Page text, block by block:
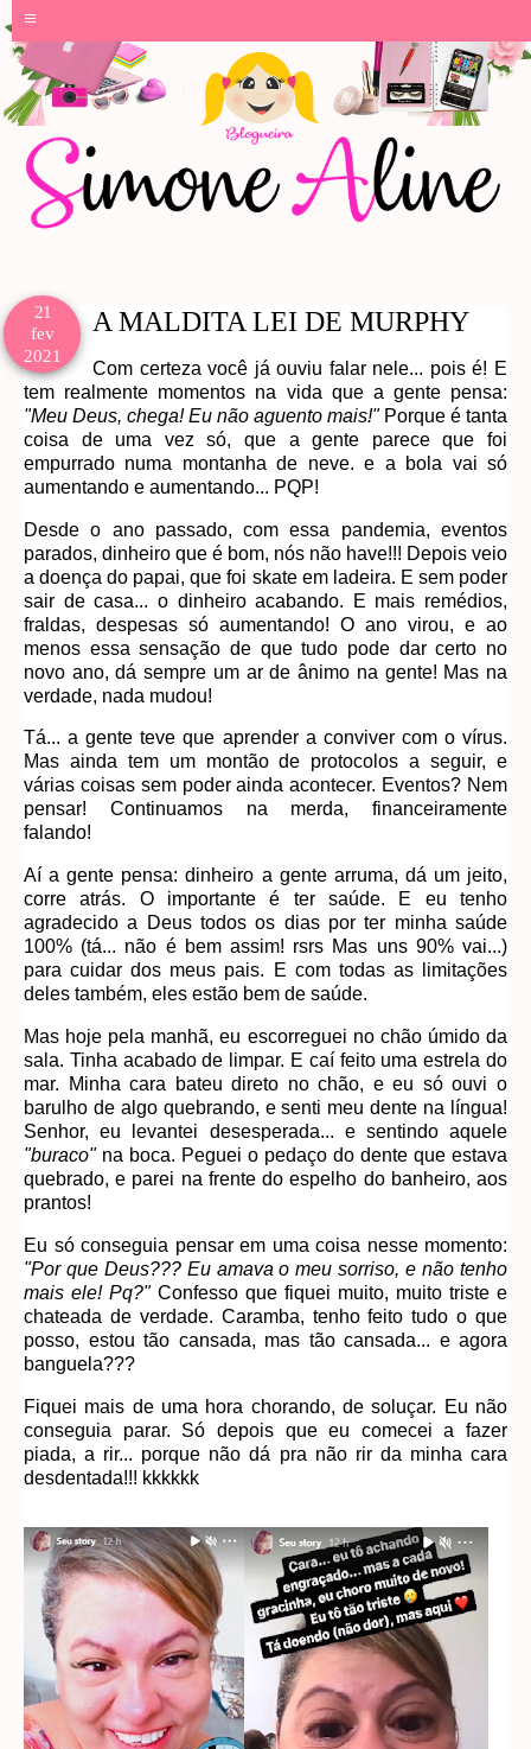
≡
21
fev
2021
A MALDITA LEI DE MURPHY
Com certeza você já ouviu falar nele... pois é! E
tem realmente momentos na vida que a gente pensa:
"Meu Deus, chega! Eu não aguento mais!" Porque é tanta
coisa de uma vez só, que a gente parece que foi
empurrado numa montanha de neve. e a bola vai só
aumentando e aumentando... PQP!
Desde o ano passado, com essa pandemia, eventos
parados, dinheiro que é bom, nós não have!!! Depois veio
a doença do papai, que foi skate em ladeira. E sem poder
sair de casa... o dinheiro acabando. E mais remédios,
fraldas, despesas só aumentando! O ano virou, e ao
menos essa sensação de que tudo pode dar certo no
novo ano, dá sempre um ar de ânimo na gente! Mas na
verdade, nada mudou!
Tá... a gente teve que aprender a conviver com o vírus.
Mas ainda tem um montão de protocolos a seguir, e
várias coisas sem poder ainda acontecer. Eventos? Nem
pensar! Continuamos na merda, financeiramente
falando!
Aí a gente pensa: dinheiro a gente arruma, dá um jeito,
corre atrás. O importante é ter saúde. E eu tenho
agradecido a Deus todos os dias por ter minha saúde
100% (tá... não é bem assim! rsrs Mas uns 90% vai...)
para cuidar dos meus pais. E com todas as limitações
deles também, eles estão bem de saúde.
Mas hoje pela manhã, eu escorreguei no chão úmido da
sala. Tinha acabado de limpar. E caí feito uma estrela do
mar. Minha cara bateu direto no chão, e eu só ouvi o
barulho de algo quebrando, e senti meu dente na língua!
Senhor, eu levantei desesperada... e sentindo aquele
"buraco"na boca. Peguei o pedaço do dente que estava
quebrado, e parei na frente do espelho do banheiro, aos
prantos!
Eu só conseguia pensar em uma coisa nesse momento:
"Por que Deus??? Eu amava o meu sorriso, e não tenho
mais ele! Pq?"Confesso que fiquei muito, muito triste e
chateada de verdade. Caramba, tenho feito tudo o que
posso, estou tão cansada, mas tão cansada... e agora
banguela???
Fiquei mais de uma hora chorando, de soluçar. Eu não
conseguia parar. Só depois que eu comecei a fazer
piada, a rir... porque não dá pra não rir da minha cara
desdentada!!! kkkkkk